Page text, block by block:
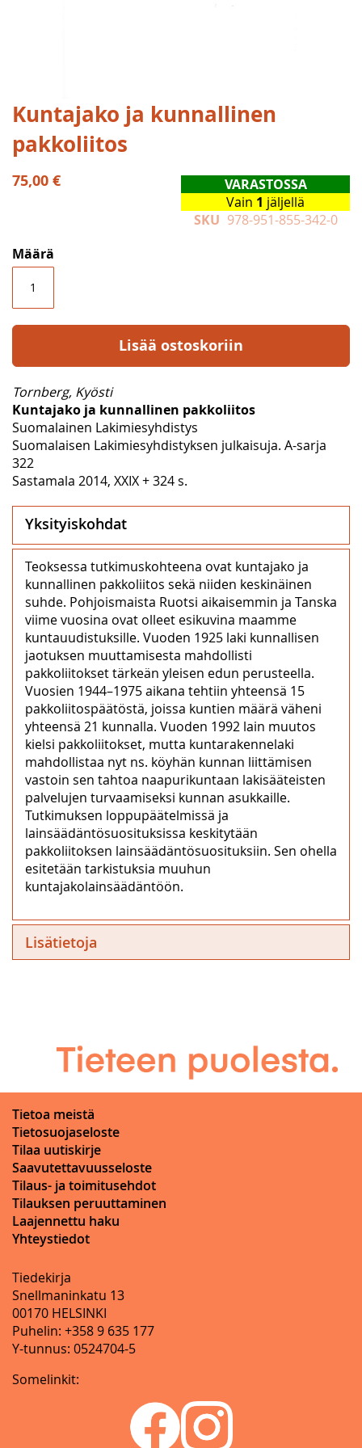
Skip
to
the
beginning
of
Kuntajako ja kunnallinen
pakkoliitos
75,00 €
VARASTOSSA
Vain 1 jäljellä
SKU 978-951-855-342-0
Määrä
Lisää ostoskoriin
Tornberg, Kyösti
Kuntajako ja kunnallinen pakkoliitos
Suomalainen Lakimiesyhdistys
Suomalaisen Lakimiesyhdistyksen julkaisuja. A-sarja
322
Sastamala 2014, XXIX + 324 s.
Yksityiskohdat
Teoksessa tutkimuskohteena ovat kuntajako ja
kunnallinen pakkoliitos sekä niiden keskinäinen
suhde. Pohjoismaista Ruotsi aikaisemmin ja Tanska
viime vuosina ovat olleet esikuvina maamme
kuntauudistuksille. Vuoden 1925 laki kunnallisen
jaotuksen muuttamisesta mahdollisti
pakkoliitokset tärkeän yleisen edun perusteella.
Vuosien 1944–1975 aikana tehtiin yhteensä 15
pakkoliitospäätöstä, joissa kuntien määrä väheni
yhteensä 21 kunnalla. Vuoden 1992 lain muutos
kielsi pakkoliitokset, mutta kuntarakennelaki
mahdollistaa nyt ns. köyhän kunnan liittämisen
vastoin sen tahtoa naapurikuntaan lakisääteisten
palvelujen turvaamiseksi kunnan asukkaille.
Tutkimuksen loppupäätelmissä ja
lainsäädäntösuosituksissa keskitytään
pakkoliitoksen lainsäädäntösuosituksiin. Sen ohella
esitetään tarkistuksia muuhun
kuntajakolainsäädäntöön.
Lisätietoja
Tietoa meistä
Tietosuojaseloste
Tilaa uutiskirje
Saavutettavuusseloste
Tilaus- ja toimitusehdot
Tilauksen peruuttaminen
Laajennettu haku
Yhteystiedot
Tiedekirja
Snellmaninkatu 13
00170 HELSINKI
Puhelin: +358 9 635 177
Y-tunnus: 0524704-5
Somelinkit: